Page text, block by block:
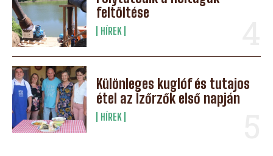
feltöltése
HÍREK
Különleges kuglóf és tutajos
étel az Ízőrzők első napján
HÍREK